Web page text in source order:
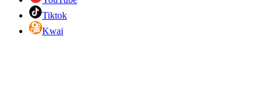
Tiktok
Kwai